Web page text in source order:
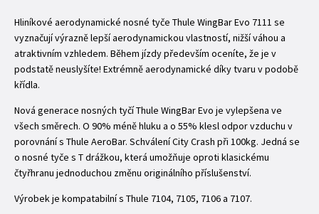
Hliníkové aerodynamické nosné tyče Thule WingBar Evo 7111 se
vyznačují výrazně lepší aerodynamickou vlastností, nižší váhou a
atraktivním vzhledem. Během jízdy především oceníte, že je v
podstatě neuslyšíte! Extrémně aerodynamické díky tvaru v podobě
křídla.
Nová generace nosných tyčí Thule WingBar Evo je vylepšena ve
všech směrech. O 90% méně hluku a o 55% klesl odpor vzduchu v
porovnání s Thule AeroBar. Schválení City Crash při 100kg. Jedná se
o nosné tyče s T drážkou, která umožňuje oproti klasickému
čtyřhranu jednoduchou změnu originálního příslušenství.
Výrobek je kompatabilní s Thule 7104, 7105, 7106 a 7107.